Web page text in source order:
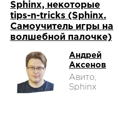
Sphinx, некоторые
tips-n-tricks (Sphinx.
Самоучитель игры на
волшебной палочке)
Андрей
Аксенов
Авито,
Sphinx